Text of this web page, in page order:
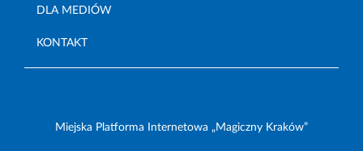
DLA MEDIÓW
KONTAKT
Miejska Platforma Internetowa „Magiczny Kraków”